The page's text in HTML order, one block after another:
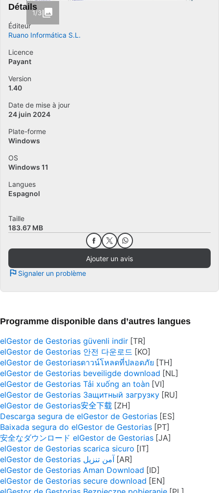
1/3
Détails
Éditeur
Ruano Informática S.L.
Licence
Payant
Version
1.40
Date de mise à jour
24 juin 2024
Plate-forme
Windows
OS
Windows 11
Langues
Espagnol
Taille
183.67 MB
Ajouter un avis
Signaler un problème
Programme disponible dans d’autres langues
elGestor de Gestorias güvenli indir
elGestor de Gestorias 안전 다운로드
elGestor de Gestoriasดาวน์โหลดที่ปลอดภัย
elGestor de Gestorias beveiligde download
elGestor de Gestorias Tải xuống an toàn
elGestor de Gestorias Защитный загрузку
elGestor de Gestorias安全下载
Descarga segura de elGestor de Gestorias
Baixada segura do elGestor de Gestorias
安全なダウンロード elGestor de Gestorias
elGestor de Gestorias scarica sicuro
elGestor de Gestorias آمن تنزيل
elGestor de Gestorias Aman Download
elGestor de Gestorias secure download